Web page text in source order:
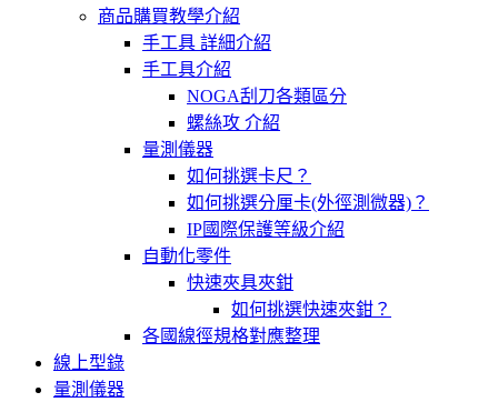
商品購買教學介紹
手工具 詳細介紹
手工具介紹
NOGA刮刀各類區分
螺絲攻 介紹
量測儀器
如何挑選卡尺？
如何挑選分厘卡(外徑測微器)？
IP國際保護等級介紹
自動化零件
快速夾具夾鉗
如何挑選快速夾鉗？
各國線徑規格對應整理
線上型錄
量測儀器